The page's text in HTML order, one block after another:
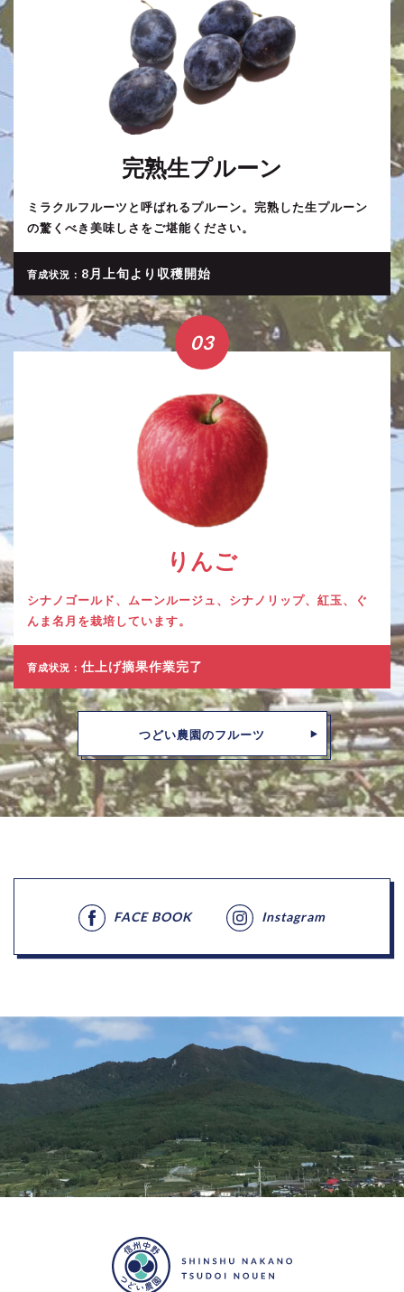
完熟生プルーン
ミラクルフルーツと呼ばれるプルーン。完熟した生プルーン
の驚くべき美味しさをご堪能ください。
育成状況： 8月上旬より収穫開始
03
りんご
シナノゴールド、ムーンルージュ、シナノリップ、紅玉、ぐ
んま名月を栽培しています。
育成状況： 仕上げ摘果作業完了
つどい農園のフルーツ
FACE BOOK Instagram